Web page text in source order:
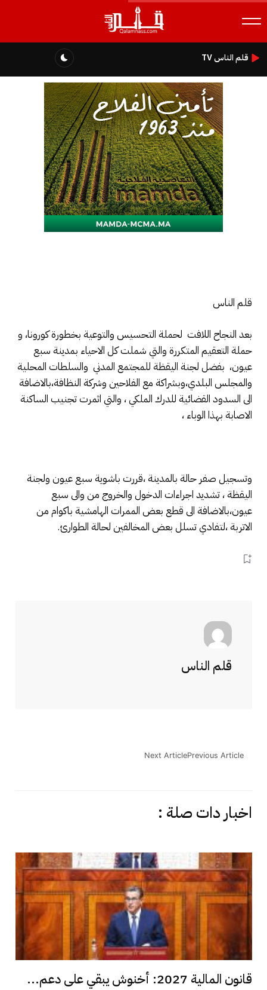
قلم الناس TV
قلم الناس
بعد النجاح اللافت لحملة التحسيس والتوعية بخطورة كورونا، و
حملة التعقيم المتكررة والتي شملت كل الاحياء بمدينة سبع
عيون، بفضل لجنة اليقظة للمجتمع المدني والسلطات المحلية
والمجلس البلدي،وبشراكة مع الفلاحين وشركة النظافة،بالاضافة
الى السدود القضائية للدرك الملكي ، والتي اثمرت تجنيب الساكنة
الاصابة بهذا الوباء ،
وتسجيل صفر حالة بالمدينة ،قررت باشوية سبع عيون ولجنة
اليقظة ، تشديد اجراءات الدخول والخروج من والى سبع
عيون،بالاضافة الى قطع بعض الممرات الهامشية باكوام من
الاتربة ،لتفادي تسلل بعض المخالفين لحالة الطوارئ.
قلم الناس
Previous Article
Next Article
اخبار دات صلة :
قانون المالية 2027: أخنوش يبقي على دعم...